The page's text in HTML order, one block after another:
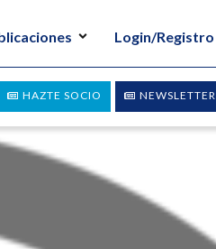
Login/Registro
NEWSLETTER
HAZTE SOCIO